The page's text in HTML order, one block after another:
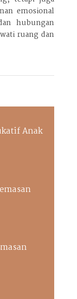
emosional
hubungan
ruang dan
Anak